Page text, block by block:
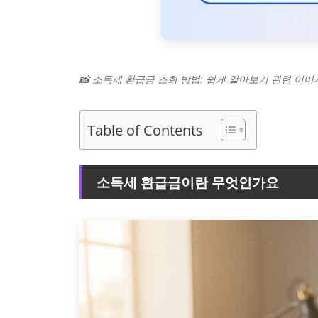
📸 소득세 환급금 조회 방법: 쉽게 알아보기 관련 이미
Table of Contents
소득세 환급금이란 무엇인가요